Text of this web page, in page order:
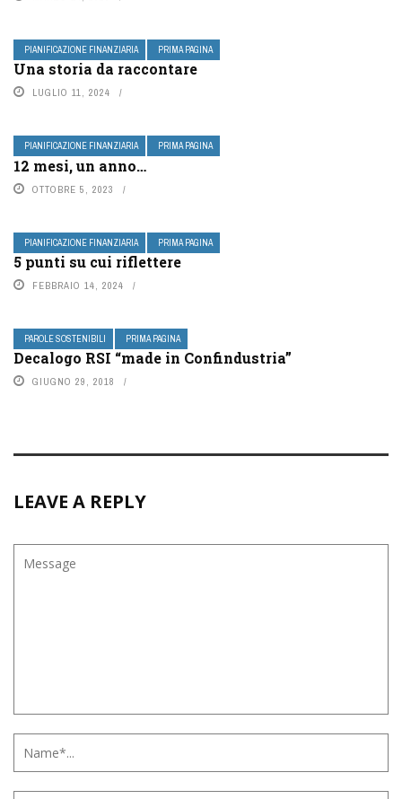
PIANIFICAZIONE FINANZIARIA PRIMA PAGINA
Una storia da raccontare
LUGLIO 11, 2024
PIANIFICAZIONE FINANZIARIA PRIMA PAGINA
12 mesi, un anno…
OTTOBRE 5, 2023
PIANIFICAZIONE FINANZIARIA PRIMA PAGINA
5 punti su cui riflettere
FEBBRAIO 14, 2024
PAROLE SOSTENIBILI PRIMA PAGINA
Decalogo RSI “made in Confindustria”
GIUGNO 29, 2018
LEAVE A REPLY